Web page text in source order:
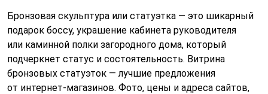
Бронзовая скульптура или статуэтка — это шикарный
подарок боссу, украшение кабинета руководителя
или каминной полки загородного дома, который
подчеркнет статус и состоятельность. Витрина
бронзовых статуэток — лучшие предложения
от интернет-магазинов. Фото, цены и адреса сайтов,